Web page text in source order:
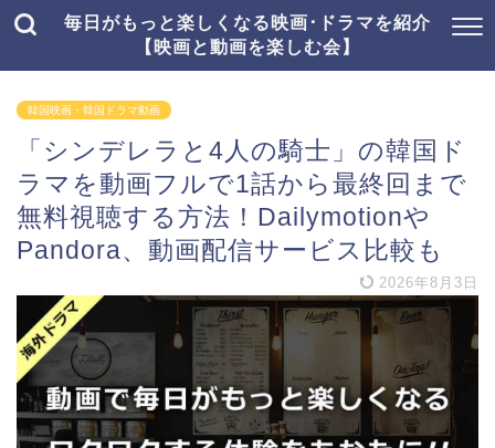
毎日がもっと楽しくなる映画･ドラマを紹介
【映画と動画を楽しむ会】
韓国映画・韓国ドラマ動画
「シンデレラと4人の騎士」の韓国ド
ラマを動画フルで1話から最終回まで
無料視聴する方法！Dailymotionや
Pandora、動画配信サービス比較も
2026年8月3日